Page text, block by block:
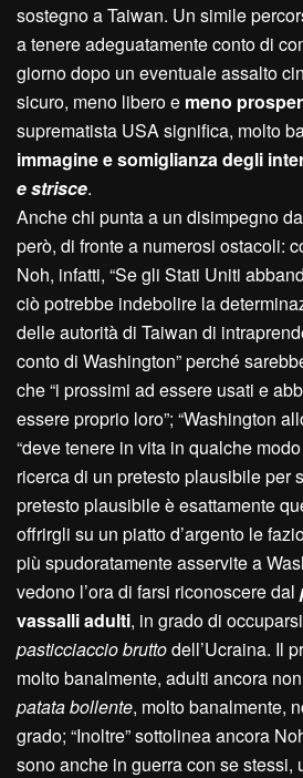
sostegno a Taiwan. Un simile
a tenere adeguatamente conto di
giorno dopo un eventuale assalto
sicuro, meno libero e meno
suprematista USA significa, molto
immagine e somiglianzadegli
e strisce.
Anche chi punta a un disimpegno
però, di fronte a numerosi ostacoli:
Noh, infatti, “Se gli Stati Uniti
ciò potrebbe indebolire la
delle autorità di Taiwan di
conto di Washington” perché
che “i prossimi ad essere usati e
essere proprio loro”; “Washington
“deve tenere in vita in qualche
ricerca di un pretesto plausibile per
pretesto plausibile è esattamente
offrirgli su un piatto d’argento le
più spudoratamente asservite a
vedono l’ora di farsi riconoscere dal
vassalli adulti, in grado di
pasticciaccio bruttodell’Ucraina. Il
molto banalmente, adulti ancora
patata bollente, molto banalmente,
grado; “Inoltre” sottolinea ancora
sono anche in guerra con se stessi,